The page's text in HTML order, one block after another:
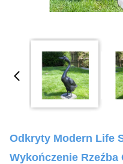
Odkryty Modern Life
Wykończenie Rzeźba